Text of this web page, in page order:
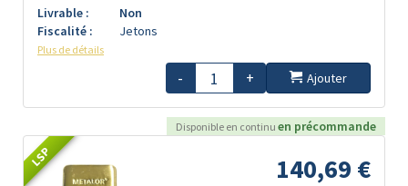
Livrable :
Non
Fiscalité :
Jetons
Plus de détails
- + Ajouter
Disponible en continu en précommande
LSP 140,69 €